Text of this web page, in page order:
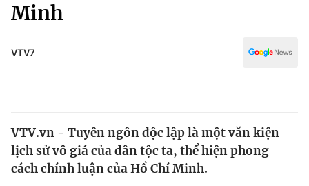
Xã hội
Pháp luật
Thế giới
Tin tức
Kinh tế
Văn hóa - Giải trí
Minh
VTV7
VTV.vn - Tuyên ngôn độc lập là một văn kiện
lịch sử vô giá của dân tộc ta, thể hiện phong
cách chính luận của Hồ Chí Minh.